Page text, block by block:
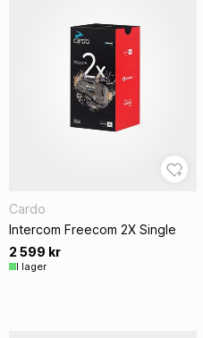
Cardo
Intercom Freecom 2X Single
2 599 kr
I lager